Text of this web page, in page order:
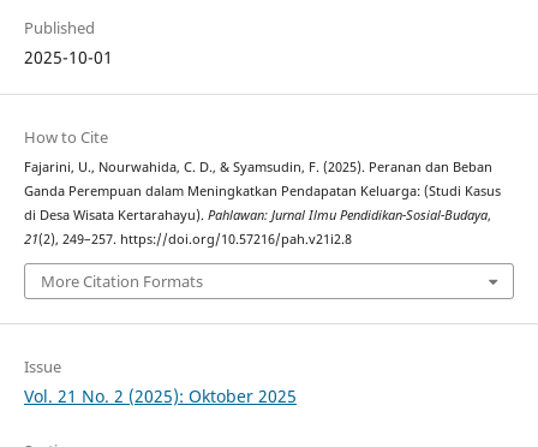
Published
2025-10-01
How to Cite
Fajarini, U., Nourwahida, C. D., & Syamsudin, F. (2025). Peranan dan Beban
Ganda Perempuan dalam Meningkatkan Pendapatan Keluarga: (Studi Kasus
di Desa Wisata Kertarahayu). Pahlawan: Jurnal Ilmu Pendidikan-Sosial-Budaya,
21(2), 249–257. https://doi.org/10.57216/pah.v21i2.8
More Citation Formats
Issue
Vol. 21 No. 2 (2025): Oktober 2025